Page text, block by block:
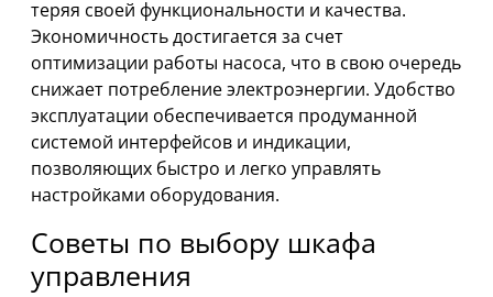
теряя своей функциональности и качества.
Экономичность достигается за счет
оптимизации работы насоса, что в свою очередь
снижает потребление электроэнергии. Удобство
эксплуатации обеспечивается продуманной
системой интерфейсов и индикации,
позволяющих быстро и легко управлять
настройками оборудования.
Советы по выбору шкафа
управления